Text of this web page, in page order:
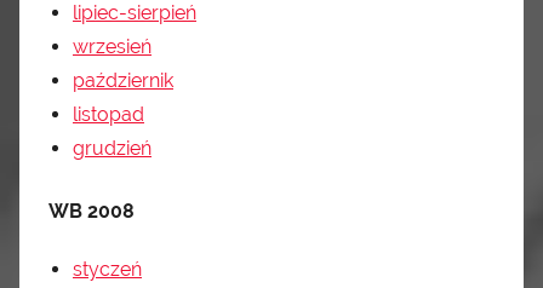
lipiec-sierpień
wrzesień
październik
listopad
grudzień
WB 2008
styczeń